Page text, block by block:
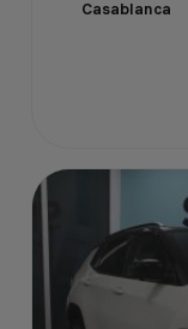
Casablanca